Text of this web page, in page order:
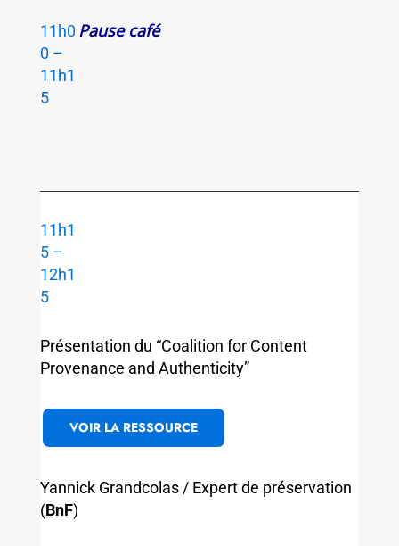
11h0
0 –
11h1
5
Pause café
11h1
5 –
12h1
5
Présentation du “Coalition for Content
Provenance and Authenticity”
VOIR LA RESSOURCE
Yannick Grandcolas / Expert de préservation
(BnF)